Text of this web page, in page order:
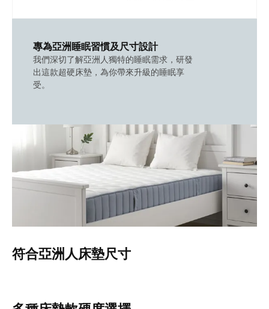
專為亞洲睡眠習慣及尺寸設計
我們深切了解亞洲人獨特的睡眠​需求，研發
出這款超硬床墊，​為你帶來升級的睡眠享
受。
符合亞洲人床墊尺寸